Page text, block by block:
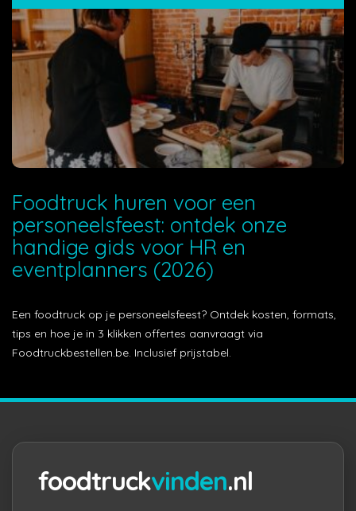
Foodtruck huren voor een
personeelsfeest: ontdek onze
handige gids voor HR en
eventplanners (2026)
Een foodtruck op je personeelsfeest? Ontdek kosten, formats,
tips en hoe je in 3 klikken offertes aanvraagt via
Foodtruckbestellen.be. Inclusief prijstabel.
foodtruckvinden.nl